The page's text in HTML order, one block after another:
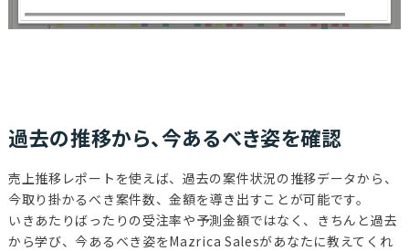
過去の推移から、今あるべき姿を確認
売上推移レポートを使えば、過去の案件状況の推移データから、
今取り掛かるべき案件数、金額を導き出すことが可能です。
いきあたりばったりの受注率や予測金額ではなく、きちんと過去
から学び、今あるべき姿をMazrica Salesがあなたに教えてくれ